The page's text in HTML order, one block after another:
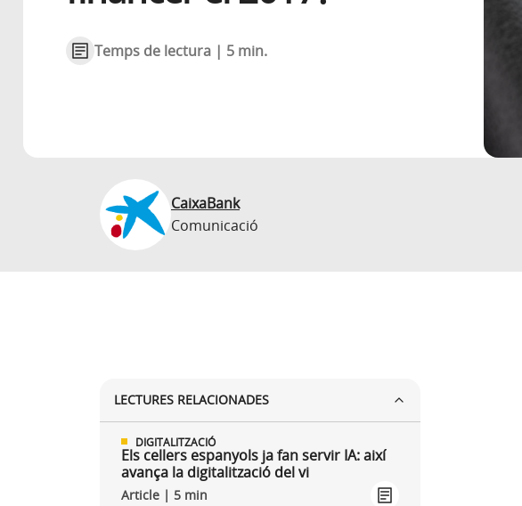
Temps de lectura | 5 min.
CaixaBank
Comunicació
LECTURES RELACIONADES
DIGITALITZACIÓ
Els cellers espanyols ja fan servir IA: així
avança la digitalització del vi
Article | 5 min